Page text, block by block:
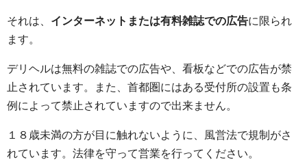
それは、 インターネットまたは有料雑誌での広告に限られ
ます。
デリヘルは無料の雑誌での広告や、看板などでの広告が禁
止されています。また、首都圏にはある受付所の設置も条
例によって禁止されていますので出来ません。
１８歳未満の方が目に触れないように、風営法で規制がさ
れています。法律を守って営業を行ってください。